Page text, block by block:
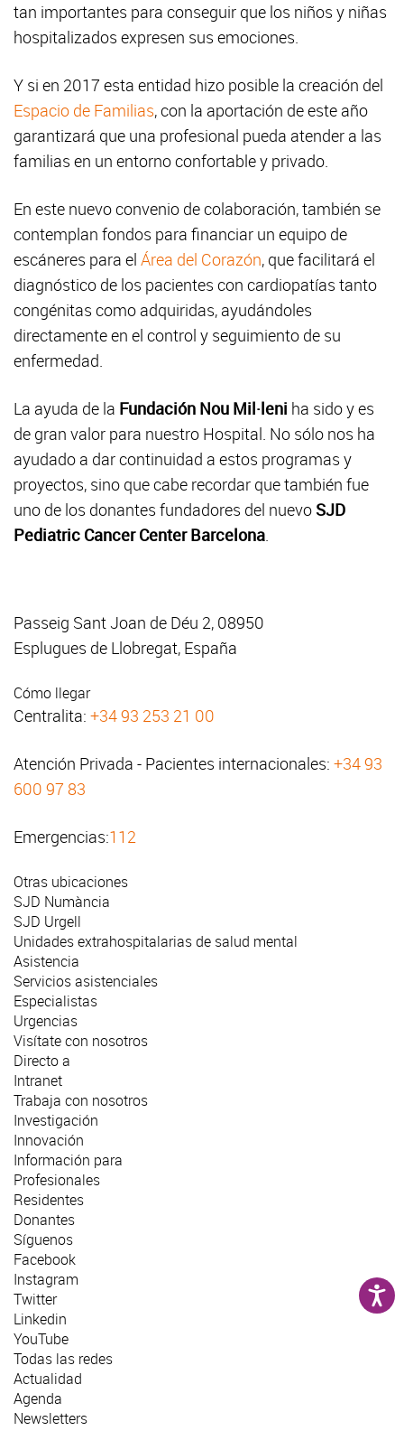
tan importantes para conseguir que los niños y niñas
hospitalizados expresen sus emociones.
Y si en 2017 esta entidad hizo posible la creación del
Espacio de Familias, con la aportación de este año
garantizará que una profesional pueda atender a las
familias en un entorno confortable y privado.
En este nuevo convenio de colaboración, también se
contemplan fondos para financiar un equipo de
escáneres para el Área del Corazón, que facilitará el
diagnóstico de los pacientes con cardiopatías tanto
congénitas como adquiridas, ayudándoles
directamente en el control y seguimiento de su
enfermedad.
La ayuda de la Fundación Nou Mil·leni ha sido y es
de gran valor para nuestro Hospital. No sólo nos ha
ayudado a dar continuidad a estos programas y
proyectos, sino que cabe recordar que también fue
uno de los donantes fundadores del nuevo SJD
Pediatric Cancer Center Barcelona.
Passeig Sant Joan de Déu 2, 08950
Esplugues de Llobregat, España
Cómo llegar
Centralita: +34 93 253 21 00
Atención Privada - Pacientes internacionales: +34 93
600 97 83
Emergencias:112
Otras ubicaciones
SJD Numància
SJD Urgell
Unidades extrahospitalarias de salud mental
Asistencia
Servicios asistenciales
Especialistas
Urgencias
Visítate con nosotros
Directo a
Intranet
Trabaja con nosotros
Investigación
Innovación
Información para
Profesionales
Residentes
Donantes
Síguenos
Facebook
Instagram
Twitter
Linkedin
YouTube
Todas las redes
Actualidad
Agenda
Newsletters